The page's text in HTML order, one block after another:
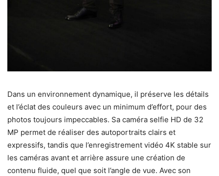
Dans un environnement dynamique, il préserve les détails
et l’éclat des couleurs avec un minimum d’effort, pour des
photos toujours impeccables. Sa caméra selfie HD de 32
MP permet de réaliser des autoportraits clairs et
expressifs, tandis que l’enregistrement vidéo 4K stable sur
les caméras avant et arrière assure une création de
contenu fluide, quel que soit l’angle de vue. Avec son